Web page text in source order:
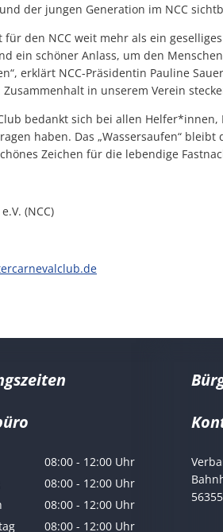
der jungen Generation im NCC
für den NCC weit mehr als ein
ein schöner Anlass, um den
erklärt NCC-Präsidentin Pauline
in unserem Verein
bedankt sich bei allen
haben. Das „Wassersaufen“
Zeichen für die lebendige
(NCC)
Marco Ludwig
08:00 - 12:00 Uhr
Von 08:00 bis 12:00 Uhr
08:00 - 12:00 Uhr
Von 08:00 bis 12:00 Uhr
08:00 - 12:00 Uhr
Von 08:00 bis 12:00 Uhr
08:00 - 12:00 Uhr
56355